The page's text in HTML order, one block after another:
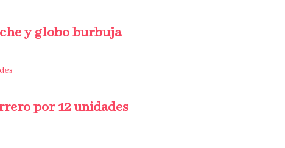
y globo burbuja
por 12 unidades